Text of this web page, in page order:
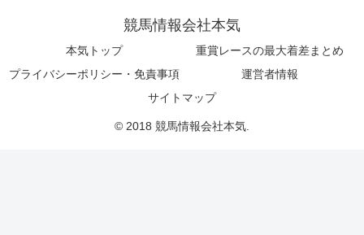
競馬情報会社本気
本気トップ
重賞レースの最大着差まとめ
プライバシーポリシー・免責事項
運営者情報
サイトマップ
© 2018 競馬情報会社本気.